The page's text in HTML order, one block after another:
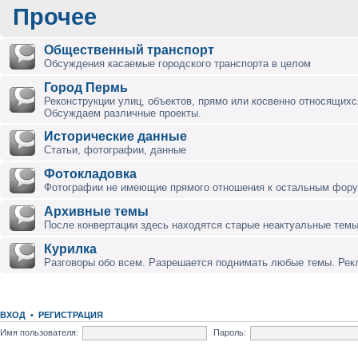
Прочее
Общественный транспорт
Обсуждения касаемые городского транспорта в целом
Город Пермь
Реконструкции улиц, объектов, прямо или косвенно
Обсуждаем различные проекты.
Исторические данные
Статьи, фотографии, данные
Фотокладовка
Фотографии не имеющие прямого отношения к остальным
Архивные темы
После конвертации здесь находятся старые неактуальные
Курилка
Разговоры обо всем. Разрешается поднимать любые темы.
ВХОД • РЕГИСТРАЦИЯ
Имя пользователя:
Пароль: